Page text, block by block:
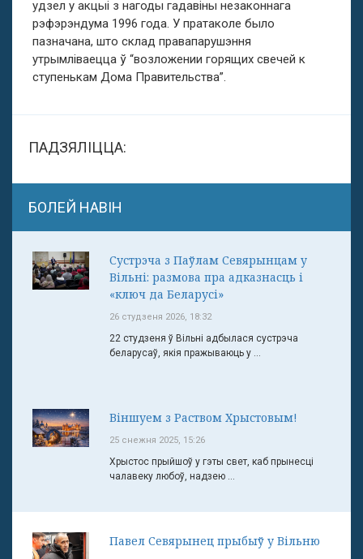
удзел у акцыі з нагоды гадавіны незаконнага
рэфэрэндума 1996 года. У пратаколе было
пазначана, што склад правапарушэння
утрымліваецца ў “возложении горящих свечей к
ступенькам Дома Правительства”.
ПАДЗЯЛІЦЦА:
БОЛЕЙ НАВІН
Сустрэча з Паўлам Севярынцам у
Вільні: размова пра адказнасць і
«ключ да Беларусі»
26 студзеня 2026, 18:32
22 студзеня ў Вільні адбылася сустрэча
беларусаў, якія пражываюць у ...
Віншуем з Раством Хрыстовым!
25 снежня 2025, 15:26
Хрыстос прыйшоў у гэты свет, каб прынесці
чалавеку любоў, надзею ...
Павел Севярынец прыбыў у Вільню